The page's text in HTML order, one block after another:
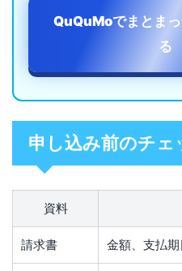
QuQuMoでまとま
る
申し込み前のチェ
資料
請求書 金額、支払期